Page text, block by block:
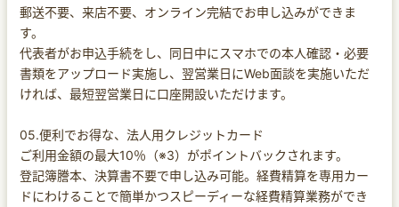
郵送不要、来店不要、オンライン完結でお申し込みができま
す。
代表者がお申込手続をし、同日中にスマホでの本人確認・必要
書類をアップロード実施し、翌営業日にWeb面談を実施いただ
ければ、最短翌営業日に口座開設いただけます。
05.便利でお得な、法人用クレジットカード
ご利用金額の最大10％（※3）がポイントバックされます。
登記簿謄本、決算書不要で申し込み可能。経費精算を専用カー
ドにわけることで簡単かつスピーディーな経費精算業務ができ